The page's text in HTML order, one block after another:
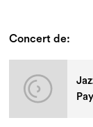
Concert de: